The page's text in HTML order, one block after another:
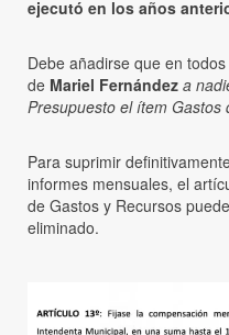
ejecutó en los años
Debe añadirse que en
de Mariel Fernández a
Presupuesto el ítem Gastos
Para suprimir
informes mensuales, el
de Gastos y Recursos
eliminado.